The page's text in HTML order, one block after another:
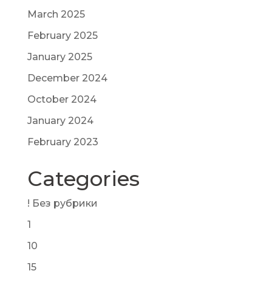
March 2025
February 2025
January 2025
December 2024
October 2024
January 2024
February 2023
Categories
! Без рубрики
1
10
15